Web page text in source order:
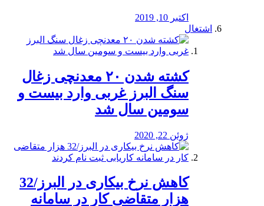
اکتبر 10, 2019
اشتغال
کشته شدن ۲۰ معدنچی زغال
سنگ البرز غربی وارد بیست و
سومین سال شد
ژوئن 22, 2020
کاهش نرخ بیکاری در البرز/32
هزار متقاضی کار در سامانه